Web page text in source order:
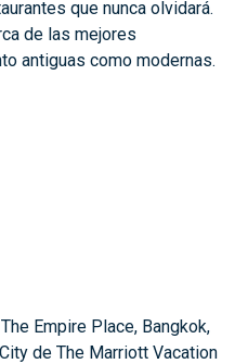
que nunca olvidará.
de las mejores
antiguas como modernas.
Empire Place, Bangkok,
de The Marriott Vacation